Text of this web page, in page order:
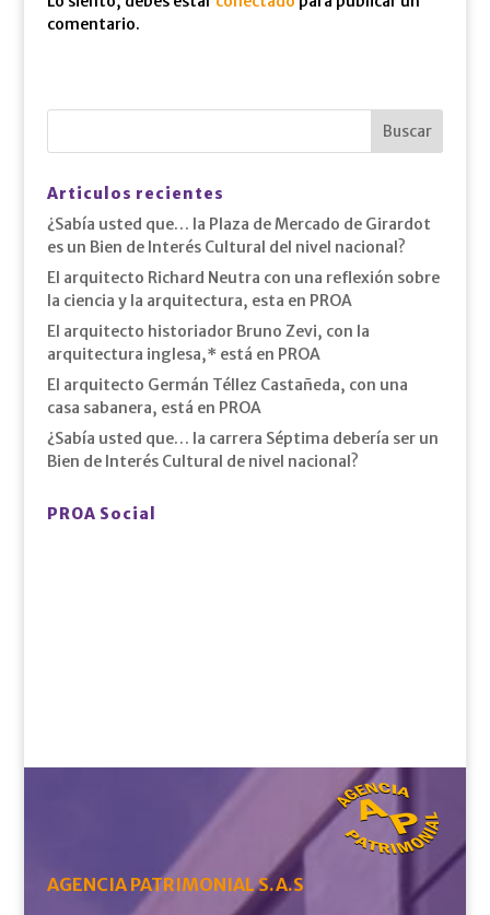
comentario.
Articulos recientes
¿Sabía usted que… la Plaza de Mercado de Girardot
es un Bien de Interés Cultural del nivel nacional?
El arquitecto Richard Neutra con una reflexión sobre
la ciencia y la arquitectura, esta en PROA
El arquitecto historiador Bruno Zevi, con la
arquitectura inglesa,* está en PROA
El arquitecto Germán Téllez Castañeda, con una
casa sabanera, está en PROA
¿Sabía usted que… la carrera Séptima debería ser un
Bien de Interés Cultural de nivel nacional?
PROA Social
AGENCIA PATRIMONIAL S.A.S